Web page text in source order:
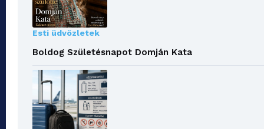
Esti üdvözletek
Boldog Születésnapot Domján Kata